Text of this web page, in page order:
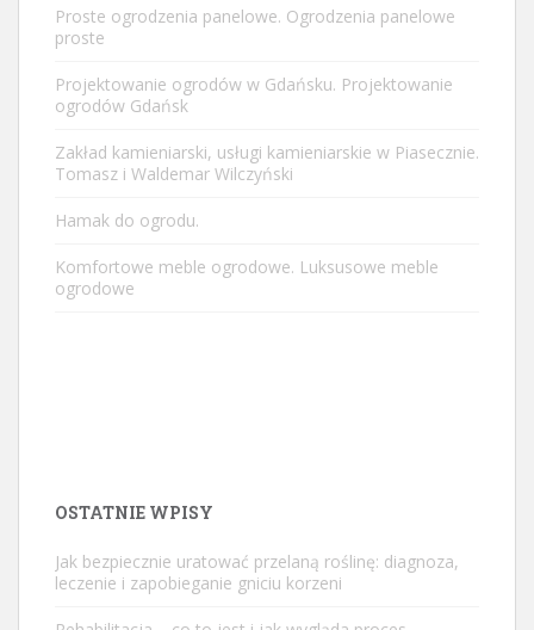
Proste ogrodzenia panelowe. Ogrodzenia panelowe
proste
Projektowanie ogrodów w Gdańsku. Projektowanie
ogrodów Gdańsk
Zakład kamieniarski, usługi kamieniarskie w Piasecznie.
Tomasz i Waldemar Wilczyński
Hamak do ogrodu.
Komfortowe meble ogrodowe. Luksusowe meble
ogrodowe
OSTATNIE WPISY
Jak bezpiecznie uratować przelaną roślinę: diagnoza,
leczenie i zapobieganie gniciu korzeni